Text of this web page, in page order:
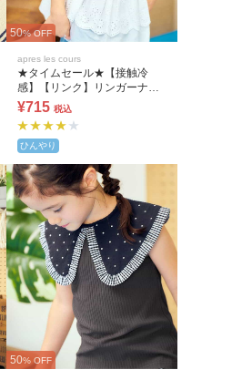
50% OFF
apres les cours
★タイムセール★【接触冷
感】【リンク】リンガーナン
バリングTシャツ
¥715 税込
ひんやり
50% OFF